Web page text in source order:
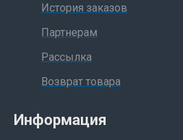
История заказов
Партнерам
Рассылка
Возврат товара
Информация